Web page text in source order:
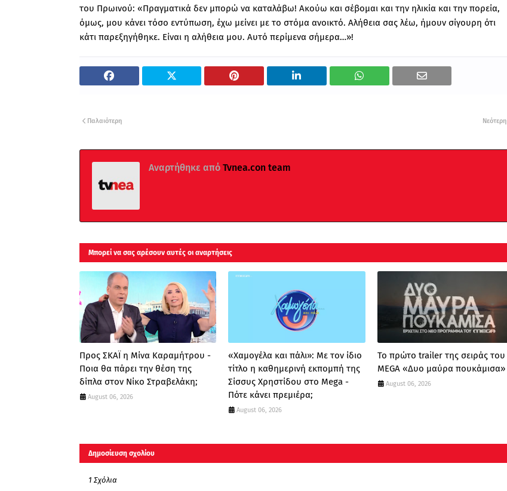
του Πρωινού: «Πραγματικά δεν μπορώ να καταλάβω! Ακούω και σέβομαι και την ηλικία και την πορεία,
όμως, μου κάνει τόσο εντύπωση, έχω μείνει με το στόμα ανοικτό. Αλήθεια σας λέω, ήμουν σίγουρη ότι
κάτι παρεξηγήθηκε. Είναι η αλήθεια μου. Αυτό περίμενα σήμερα…»!
Νεότερη
Παλαιότερη
Αναρτήθηκε από Tvnea.con team
Μπορεί να σας αρέσουν αυτές οι αναρτήσεις
Προς ΣΚΑΪ η Μίνα Καραμήτρου -
Ποια θα πάρει την θέση της
δίπλα στον Νίκο Στραβελάκη;
August 06, 2026
«Χαμογέλα και πάλι»: Με τον ίδιο
τίτλο η καθημερινή εκπομπή της
Σίσσυς Χρηστίδου στο Mega -
Πότε κάνει πρεμιέρα;
August 06, 2026
Το πρώτο trailer της σειράς του
MEGA «Δυο μαύρα πουκάμισα»
August 06, 2026
Δημοσίευση σχολίου
1 Σχόλια